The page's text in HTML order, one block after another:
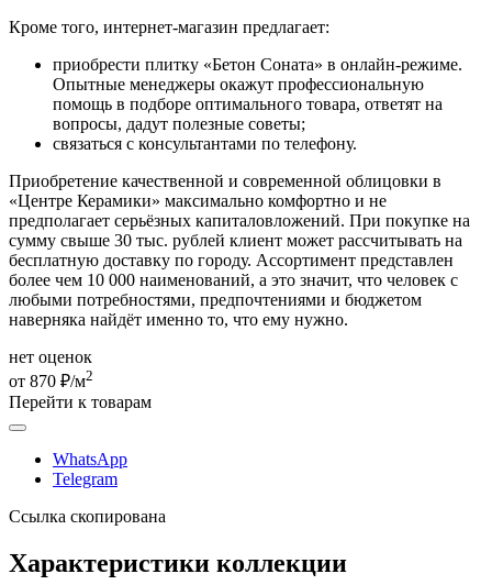
Кроме того, интернет-магазин предлагает:
приобрести плитку «Бетон Соната» в онлайн-режиме.
Опытные менеджеры окажут профессиональную
помощь в подборе оптимального товара, ответят на
вопросы, дадут полезные советы;
связаться с консультантами по телефону.
Приобретение качественной и современной облицовки в
«Центре Керамики» максимально комфортно и не
предполагает серьёзных капиталовложений. При покупке на
сумму свыше 30 тыс. рублей клиент может рассчитывать на
бесплатную доставку по городу. Ассортимент представлен
более чем 10 000 наименований, а это значит, что человек с
любыми потребностями, предпочтениями и бюджетом
наверняка найдёт именно то, что ему нужно.
нет оценок
от 870 ₽/м2
Перейти к товарам
WhatsApp
Telegram
Ссылка скопирована
Характеристики коллекции